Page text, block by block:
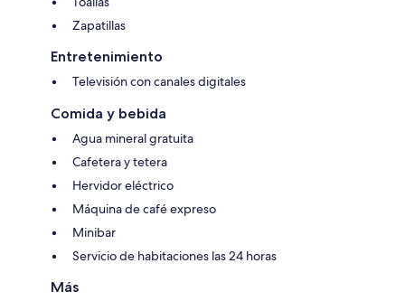
Zapatillas
Entretenimiento
Televisión con canales digitales
Comida y bebida
Agua mineral gratuita
Cafetera y tetera
Hervidor eléctrico
Máquina de café expreso
Minibar
Servicio de habitaciones las 24 horas
Más